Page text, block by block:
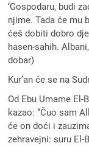
‘Gospodaru, budi
njime. Tada će mu
ćeš dobiti dobro
hasen-sahih.
dobar)
Kur’an će se na
Od Ebu Umame
kazao: “Čuo sam
će on doći i
zehravejni: suru